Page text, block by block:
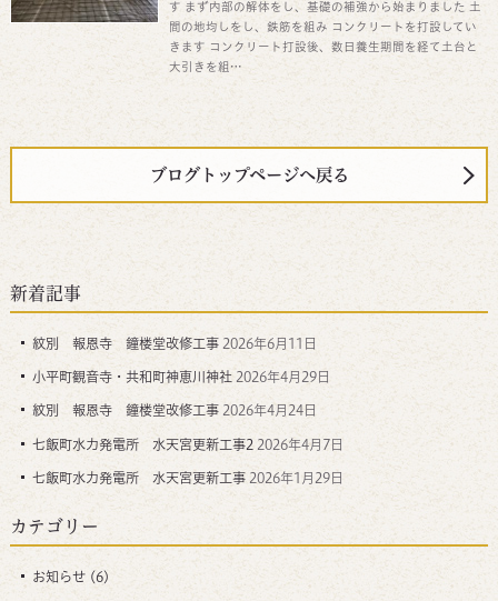
す まず内部の解体をし、基礎の補強から始まりました 土
間の地均しをし、鉄筋を組み コンクリートを打設してい
きます コンクリート打設後、数日養生期間を経て土台と
大引きを組…
ブログトップページへ戻る
新着記事
紋別 報恩寺 鐘楼堂改修工事 2026年6月11日
小平町観音寺・共和町神恵川神社 2026年4月29日
紋別 報恩寺 鐘楼堂改修工事 2026年4月24日
七飯町水力発電所 水天宮更新工事2 2026年4月7日
七飯町水力発電所 水天宮更新工事 2026年1月29日
カテゴリー
お知らせ(6)